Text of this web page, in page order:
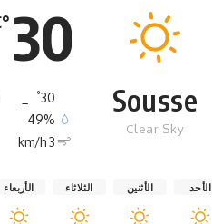
30
°C
Sousse
Clear Sky
30
°
49%
3 km/h
الأحد الأثنين الثلاثاء الأربعاء